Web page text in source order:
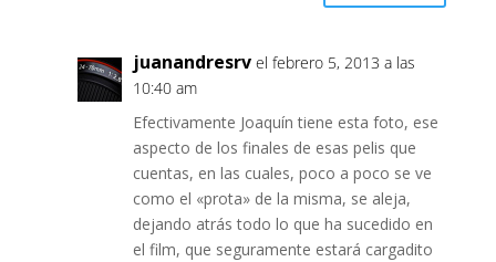
juanandresrv el febrero 5, 2013 a las
10:40 am
Efectivamente Joaquín tiene esta foto, ese
aspecto de los finales de esas pelis que
cuentas, en las cuales, poco a poco se ve
como el «prota» de la misma, se aleja,
dejando atrás todo lo que ha sucedido en
el film, que seguramente estará cargadito